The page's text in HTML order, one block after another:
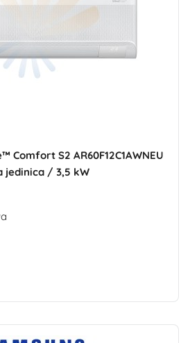
Comfort S2 AR60F12C1AWNEU
jedinica / 3,5 kW